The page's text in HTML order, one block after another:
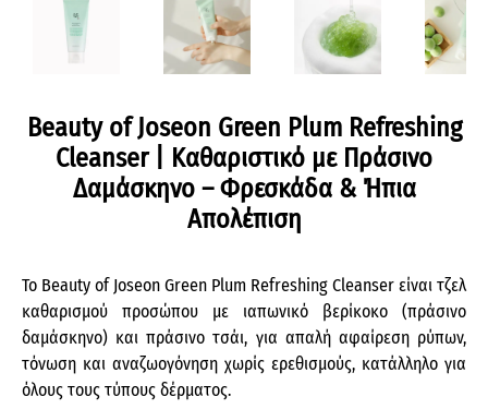
Beauty of Joseon Green Plum Refreshing
Cleanser | Καθαριστικό με Πράσινο
Δαμάσκηνο – Φρεσκάδα & Ήπια
Απολέπιση
Το Beauty of Joseon Green Plum Refreshing Cleanser είναι τζελ
καθαρισμού προσώπου με ιαπωνικό βερίκοκο (πράσινο
δαμάσκηνο) και πράσινο τσάι, για απαλή αφαίρεση ρύπων,
τόνωση και αναζωογόνηση χωρίς ερεθισμούς, κατάλληλο για
όλους τους τύπους δέρματος.